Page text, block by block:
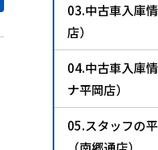
03.中古車入庫
店）
04.中古車入庫
ナ平岡店）
05.スタッフの